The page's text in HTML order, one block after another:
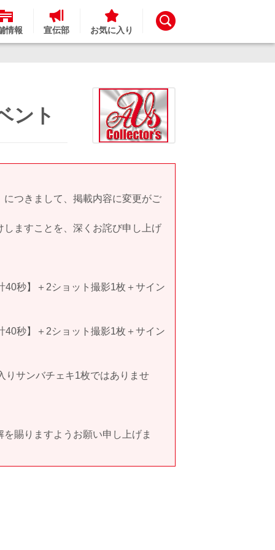
情報 宣伝部 お気に入り
ント
つきまして、掲載内容に変更がご
ますことを、深くお詫び申し上げ
秒】＋2ショット撮影1枚＋サイン
秒】＋2ショット撮影1枚＋サイン
りサンバチェキ1枚ではありませ
賜りますようお願い申し上げま